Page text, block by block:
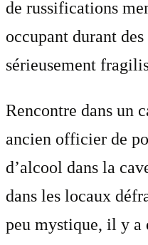
de russifications
occupant durant
sérieusement
Rencontre dans un
ancien officier de
d’alcool dans la
dans les locaux
peu mystique, il y a